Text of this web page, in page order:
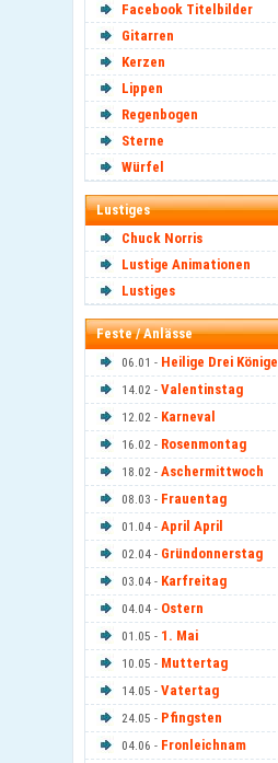
Facebook Titelbilder
Gitarren
Kerzen
Lippen
Regenbogen
Sterne
Würfel
Lustiges
Chuck Norris
Lustige Animationen
Lustiges
Feste / Anlässe
06.01 - Heilige Drei Könige
14.02 - Valentinstag
12.02 - Karneval
16.02 - Rosenmontag
18.02 - Aschermittwoch
08.03 - Frauentag
01.04 - April April
02.04 - Gründonnerstag
03.04 - Karfreitag
04.04 - Ostern
01.05 - 1. Mai
10.05 - Muttertag
14.05 - Vatertag
24.05 - Pfingsten
04.06 - Fronleichnam